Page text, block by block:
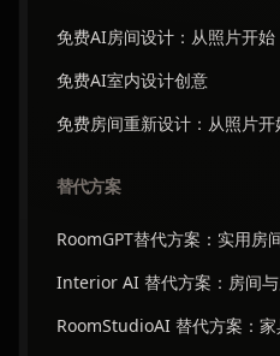
免费AI房间设计：从照片开始
免费AI室内设计创意
免费房间重新设计：从照片开
替代方案
RoomGPT替代方案：实用房
Interior AI 替代方案：房间
RoomStudioAI 替代方案：家